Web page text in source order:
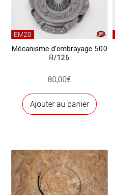
EM20
Mécanisme d’embrayage 500
R/126
80,00€
Ajouter au panier